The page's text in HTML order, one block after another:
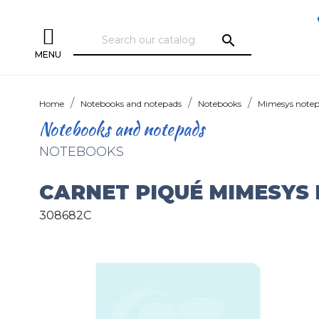
MENU
search
Home Notebooks and notepads Notebooks Mimesys
Notebooks and notepads
NOTEBOOKS
CARNET PIQUÉ MIMESYS
308682C